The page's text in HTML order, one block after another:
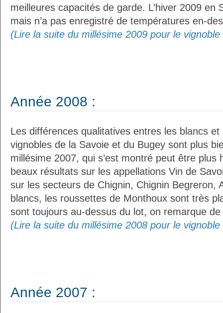
meilleures capacités de garde. L’hiver 2009 en
mais n’a pas enregistré de températures en-
(Lire la suite du millésime 2009 pour le
Année 2008 :
Les différences qualitatives entres les blancs
vignobles de la Savoie et du Bugey sont plus
millésime 2007, qui s’est montré peut être plus
beaux résultats sur les appellations Vin de
sur les secteurs de Chignin, Chignin Begreron,
blancs, les roussettes de Monthoux sont très
sont toujours au-dessus du lot, on remarque
(Lire la suite du millésime 2008 pour le
Année 2007 :